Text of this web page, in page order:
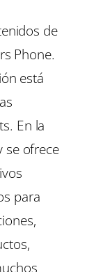
de
Phone.
está
En la
se ofrece
para